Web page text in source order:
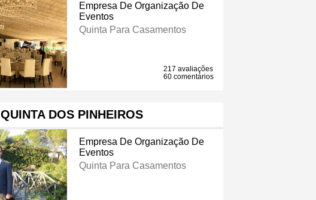
Empresa De Organização De
Eventos
Quinta Para Casamentos
217 avaliações
60 comentários
QUINTA DOS PINHEIROS
Empresa De Organização De
Eventos
Quinta Para Casamentos